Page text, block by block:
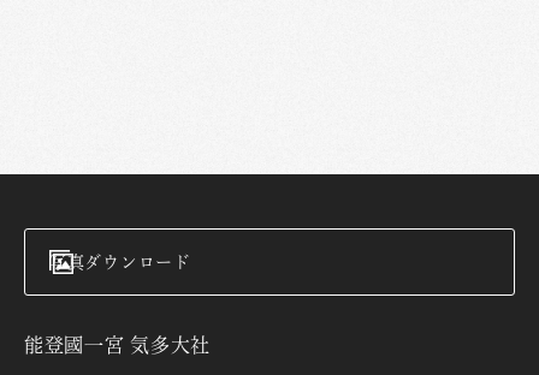
写真ダウンロード
能登國一宮 気多大社